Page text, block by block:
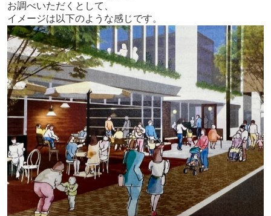
お調べいただくとして、